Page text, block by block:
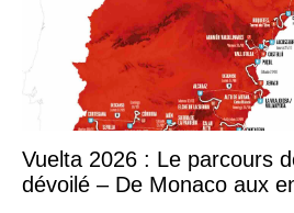
Vuelta 2026 : Le parcours
dévoilé – De Monaco aux